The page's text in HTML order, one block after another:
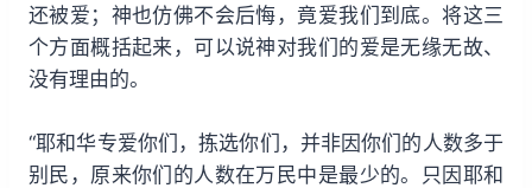
还被爱；神也仿佛不会后悔，竟爱我们到底。将这三
个方面概括起来，可以说神对我们的爱是无缘无故、
没有理由的。
“耶和华专爱你们，拣选你们，并非因你们的人数多于
别民，原来你们的人数在万民中是最少的。只因耶和